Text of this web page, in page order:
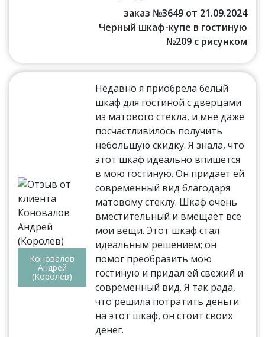
заказ №3649 от 21.09.2024
Черный шкаф-купе в гостиную
№209 с рисунком
Коновалов
Андрей
(Королёв)
Недавно я приобрела белый
шкаф для гостиной с дверцами
из матового стекла, и мне даже
посчастливилось получить
небольшую скидку. Я знала, что
этот шкаф идеально впишется
в мою гостиную. Он придает ей
современный вид благодаря
матовому стеклу. Шкаф очень
вместительный и вмещает все
мои вещи. Этот шкаф стал
идеальным решением; он
помог преобразить мою
гостиную и придал ей свежий и
современный вид. Я так рада,
что решила потратить деньги
на этот шкаф, он стоит своих
денег.